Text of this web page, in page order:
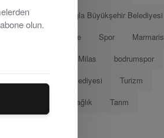
Haberleri
Muğla Büyükşehir Belediyesi
Menteşe Spor
Marmaris
Milas
bodrumspor
Marmaris Belediyesi
Turizm
Sağlık Tarım
olun.